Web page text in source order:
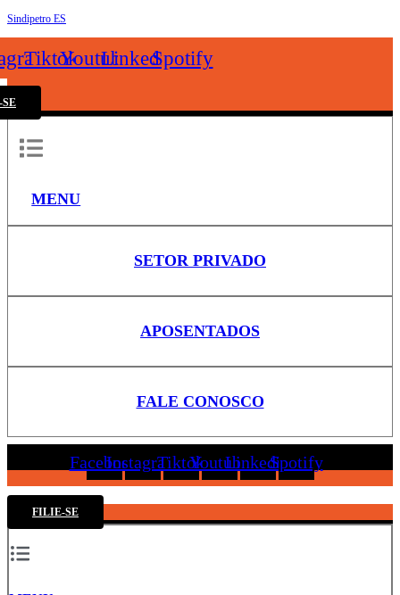
Sindipetro ES
TiktokYoutubeLinkedinSpotify
MENU
SETOR PRIVADO
APOSENTADOS
FALE CONOSCO
FacebookInstagramTiktokYoutubeLinkedinSpotify
FILIE-SE